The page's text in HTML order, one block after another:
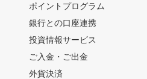
ポイントプログラム
銀行との口座連携
投資情報サービス
ご入金・ご出金
外貨決済